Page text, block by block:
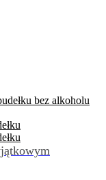
bez alkoholu